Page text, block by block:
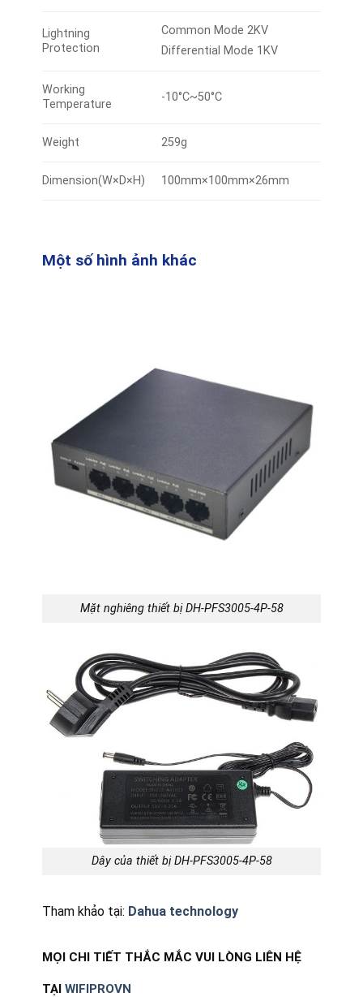
Lightning
Protection
Common Mode 2KV
Differential Mode 1KV
Working
Temperature
-10°C~50°C
Weight 259g
Dimension(W×D×H) 100mm×100mm×26mm
Một số hình ảnh khác
Mặt nghiêng thiết bị DH-PFS3005-4P-58
Dây của thiết bị DH-PFS3005-4P-58
Tham khảo tại: Dahua technology
MỌI CHI TIẾT THẮC MẮC VUI LÒNG LIÊN HỆ
TẠI WIFIPROVN